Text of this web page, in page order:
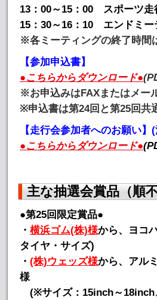
13：00～15：00 スポーツ走
15：30～16：10 エンドミー
※各ミーティングの終了時間
【参加申込書】
●こちらからダウンロード●
※お申込みはFAXまたはメー
※申込書は第24回と第25回共
【走行会参加者へのお願い】
●こちらからダウンロード●
主な抽選会賞品（順
●第25回限定賞品●
・ 横浜ゴム(株)様から、ヨコ
タイヤ・サイズ)
・ (株)ウェッズ様から、アル
様
(※サイズ：15inch～18inch